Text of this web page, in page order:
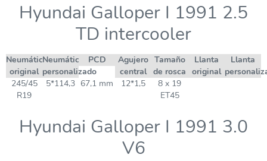
Hyundai Galloper I 1991 2.5
TD intercooler
Neumático
original
Neumático
personalizado
PCD
Agujero
central
Tamaño
de rosca
Llanta
original
Llanta
245/45
R19
5*114,3 67,1 mm 12*1,5
8 x 19
ET45
Hyundai Galloper I 1991 3.0
V6